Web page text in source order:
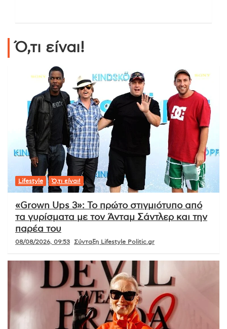
Ό,τι είναι!
Lifestyle Ό,τι είναι!
«Grown Ups 3»: Το πρώτο στιγμιότυπο από
τα γυρίσματα με τον Άνταμ Σάντλερ και την
παρέα του
08/08/2026, 09:53 Σύνταξη Lifestyle Politic.gr